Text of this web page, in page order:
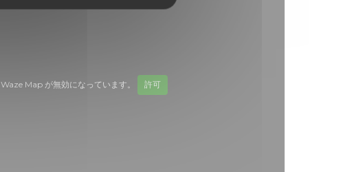
Waze Map が無効になっています。 許可